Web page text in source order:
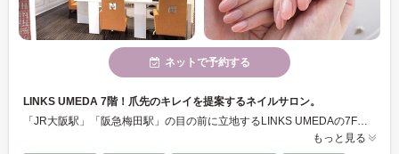
ネットで予約する
LINKS UMEDA 7階！爪先のキレイを提案するネイルサロン。
もっと見る